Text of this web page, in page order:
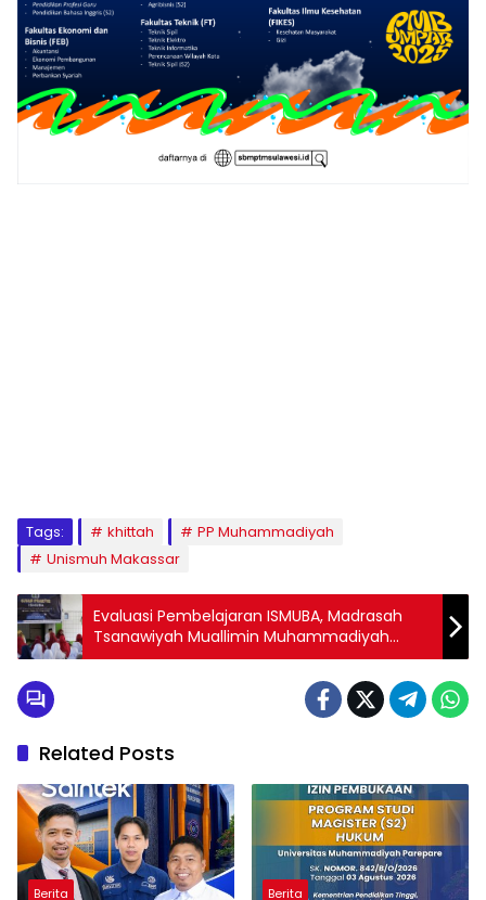
Tags: khittah
PP Muhammadiyah
Unismuh Makassar
Evaluasi Pembelajaran ISMUBA, Madrasah
Tsanawiyah Muallimin Muhammadiyah
Makassar Helat Ujian Praktek
Related Posts
Berita Berita